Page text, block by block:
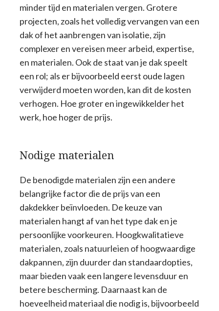
minder tijd en materialen vergen. Grotere
projecten, zoals het volledig vervangen van een
dak of het aanbrengen van isolatie, zijn
complexer en vereisen meer arbeid, expertise,
en materialen. Ook de staat van je dak speelt
een rol; als er bijvoorbeeld eerst oude lagen
verwijderd moeten worden, kan dit de kosten
verhogen. Hoe groter en ingewikkelder het
werk, hoe hoger de prijs.
Nodige materialen
De benodigde materialen zijn een andere
belangrijke factor die de prijs van een
dakdekker beïnvloeden. De keuze van
materialen hangt af van het type dak en je
persoonlijke voorkeuren. Hoogkwalitatieve
materialen, zoals natuurleien of hoogwaardige
dakpannen, zijn duurder dan standaardopties,
maar bieden vaak een langere levensduur en
betere bescherming. Daarnaast kan de
hoeveelheid materiaal die nodig is, bijvoorbeeld